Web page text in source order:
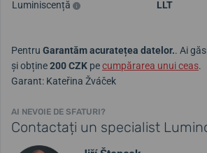
Luminiscență
LLT
Pentru Garantăm acuratețea datelor.. Ai
și obține200 CZK pecumpărarea unui ceas.
Garant: Kateřina Žváček
AI NEVOIE DE SFATURI?
Contactați un specialist